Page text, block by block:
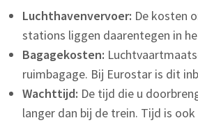
Luchthavenvervoer: De kosten
stations liggen daarentegen in
Bagagekosten:
ruimbagage. Bij Eurostar is dit
Wachttijd: De tijd die u
langer dan bij de trein. Tijd is ook